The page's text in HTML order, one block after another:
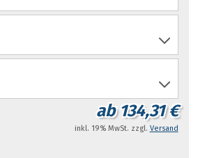
ab 134,31 €
inkl. 19% MwSt. zzgl. Versand